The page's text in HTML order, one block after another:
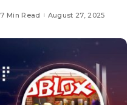
7 Min Read August 27, 2025